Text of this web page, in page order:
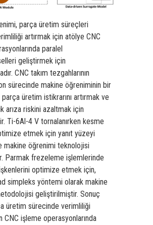
parça üretim süreçleri
artırmak için atölye CNC
paralel
geliştirmek için
CNC takım tezgahlarının
sürecinde makine öğreniminin bir
parça üretim istikrarını artırmak ve
arıza riskini azaltmak için
Ti-6Al-4 V tornalanırken kesme
etmek için yanıt yüzeyi
makine öğrenimi teknolojisi
Parmak frezeleme işlemlerinde
optimize etmek için,
simpleks yöntemi olarak makine
geliştirilmiştir. Sonuç
üretim sürecinde verimliliği
CNC işleme operasyonlarında